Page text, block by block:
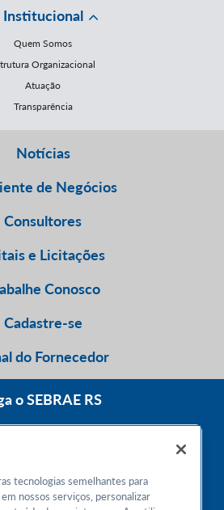
Institucional
Quem Somos
Organizacional
Atuação
Transparência
Notícias
de Negócios
Consultores
e Licitações
Conosco
Cadastre-se
do Fornecedor
o SEBRAE RS
24h
tecnologias semelhantes para
nossos serviços, personalizar